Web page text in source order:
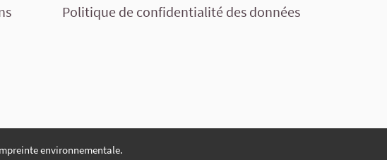
Politique de confidentialité des données
environnementale.